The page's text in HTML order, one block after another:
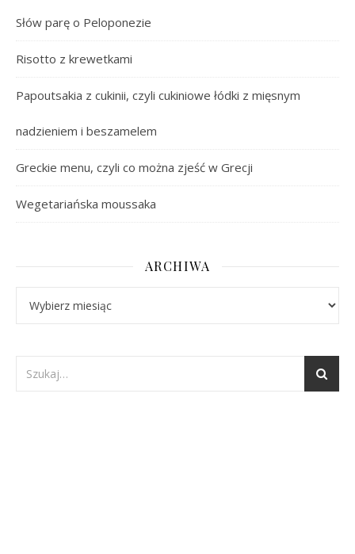
Słów parę o Peloponezie
Risotto z krewetkami
Papoutsakia z cukinii, czyli cukiniowe łódki z mięsnym
nadzieniem i beszamelem
Greckie menu, czyli co można zjeść w Grecji
Wegetariańska moussaka
ARCHIWA